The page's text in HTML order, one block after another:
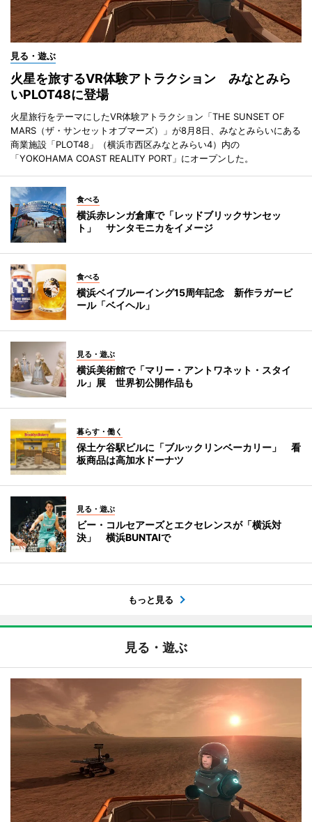
見る・遊ぶ
火星を旅するVR体験アトラクション みなとみら
いPLOT48に登場
火星旅行をテーマにしたVR体験アトラクション「THE SUNSET OF
MARS（ザ・サンセットオブマーズ）」が8月8日、みなとみらいにある
商業施設「PLOT48」（横浜市西区みなとみらい4）内の
「YOKOHAMA COAST REALITY PORT」にオープンした。
食べる
横浜赤レンガ倉庫で「レッドブリックサンセッ
ト」 サンタモニカをイメージ
食べる
横浜ベイブルーイング15周年記念 新作ラガービ
ール「ベイヘル」
見る・遊ぶ
横浜美術館で「マリー・アントワネット・スタイ
ル」展 世界初公開作品も
暮らす・働く
保土ケ谷駅ビルに「ブルックリンベーカリー」 看
板商品は高加水ドーナツ
見る・遊ぶ
ビー・コルセアーズとエクセレンスが「横浜対
決」 横浜BUNTAIで
もっと見る
見る・遊ぶ